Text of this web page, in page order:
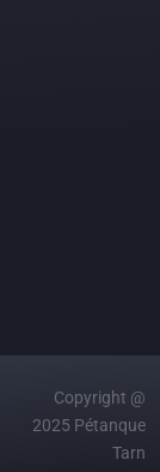
Copyright @
2025 Pétanque
Tarn